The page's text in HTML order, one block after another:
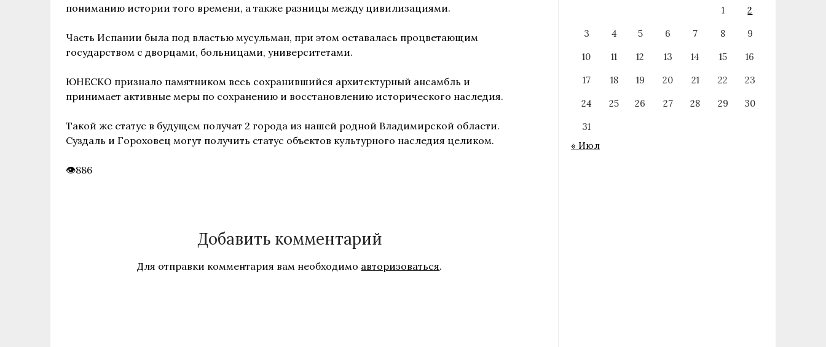
пониманию истории того времени, а также разницы между цивилизациями.
Часть Испании была под властью мусульман, при этом оставалась процветающим
государством с дворцами, больницами, университетами.
ЮНЕСКО признало памятником весь сохранившийся архитектурный ансамбль и
принимает активные меры по сохранению и восстановлению исторического наследия.
Такой же статус в будущем получат 2 города из нашей родной Владимирской области.
Суздаль и Гороховец могут получить статус объектов культурного наследия целиком.
886
Добавить комментарий
Для отправки комментария вам необходимо авторизоваться.
1
2
3
4 5 6 7 8
9
10
11 12 13 14 15
16
17
18 19 20 21 22
23
24
25 26 27 28 29
30
31
« Июл